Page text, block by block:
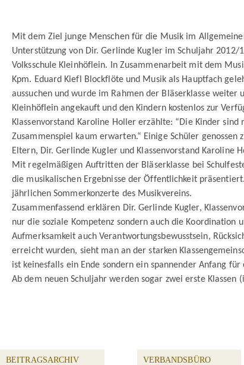
Mit dem Ziel junge Menschen für die Musik im
Unterstützung von Dir. Gerlinde Kugler im Schuljahr
Volksschule Kleinhöflein. In Zusammenarbeit mit dem
Kpm. Eduard Kiefl Blockflöte und Musik als Hauptfach
aussuchen und wurde im Rahmen der Bläserklasse
Kleinhöflein angekauft und den Kindern kostenlos zur
Klassenvorstand Karoline Holler erzählte: “Die Kinder
Zusammenspiel kaum erwarten.“ Einige Schüler
Eltern, Dir. Gerlinde Kugler und Klassenvorstand Karoline
Mit regelmäßigen Auftritten der Bläserklasse bei
die musikalischen Ergebnisse der Öffentlichkeit
jährlichen Sommerkonzerte des Musikvereins.
Zusammenfassend erklären Dir. Gerlinde Kugler,
nur die soziale Kompetenz sondern auch die Koordination
Aufmerksamkeit auch Verantwortungsbewusstsein,
erreicht wurden, sieht man an der starken
ist keinesfalls ein Ende sondern ein spannender Anfang
Ab dem neuen Schuljahr werden sogar zwei erste Klassen
BEITRAGSARCHIV VERBANDSBÜRO